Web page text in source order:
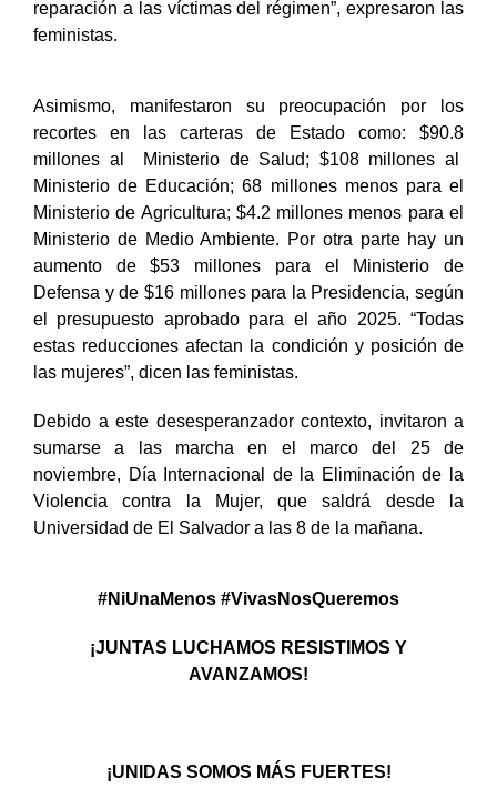
reparación a las víctimas del régimen”, expresaron las
feministas.
Asimismo, manifestaron su preocupación por los
recortes en las carteras de Estado como: $90.8
millones al Ministerio de Salud; $108 millones al
Ministerio de Educación; 68 millones menos para el
Ministerio de Agricultura; $4.2 millones menos para el
Ministerio de Medio Ambiente. Por otra parte hay un
aumento de $53 millones para el Ministerio de
Defensa y de $16 millones para la Presidencia, según
el presupuesto aprobado para el año 2025. “Todas
estas reducciones afectan la condición y posición de
las mujeres”, dicen las feministas.
Debido a este desesperanzador contexto, invitaron a
sumarse a las marcha en el marco del 25 de
noviembre, Día Internacional de la Eliminación de la
Violencia contra la Mujer, que saldrá desde la
Universidad de El Salvador a las 8 de la mañana.
#NiUnaMenos #VivasNosQueremos
¡JUNTAS LUCHAMOS RESISTIMOS Y
AVANZAMOS!
¡UNIDAS SOMOS MÁS FUERTES!